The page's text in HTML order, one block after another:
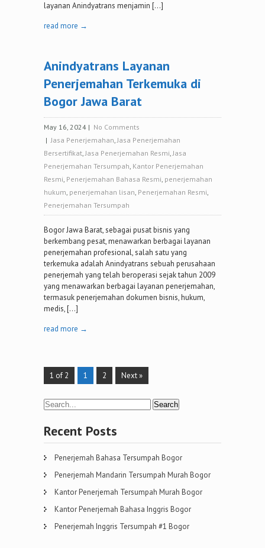
layanan Anindyatrans menjamin […]
read more →
Anindyatrans Layanan
Penerjemahan Terkemuka di
Bogor Jawa Barat
May 16, 2024 | No Comments
|Jasa Penerjemahan,Jasa Penerjemahan
Bersertifikat,Jasa Penerjemahan Resmi,Jasa
Penerjemahan Tersumpah, Kantor Penerjemahan
Resmi, Penerjemahan Bahasa Resmi, penerjemahan
hukum, penerjemahan lisan, Penerjemahan Resmi,
Penerjemahan Tersumpah
Bogor Jawa Barat, sebagai pusat bisnis yang
berkembang pesat, menawarkan berbagai layanan
penerjemahan profesional, salah satu yang
terkemuka adalah Anindyatrans sebuah perusahaan
penerjemah yang telah beroperasi sejak tahun 2009
yang menawarkan berbagai layanan penerjemahan,
termasuk penerjemahan dokumen bisnis, hukum,
medis, […]
read more →
1 of 2 1 2 Next »
Recent Posts
Penerjemah Bahasa Tersumpah Bogor
Penerjemah Mandarin Tersumpah Murah Bogor
Kantor Penerjemah Tersumpah Murah Bogor
Kantor Penerjemah Bahasa Inggris Bogor
Penerjemah Inggris Tersumpah #1 Bogor